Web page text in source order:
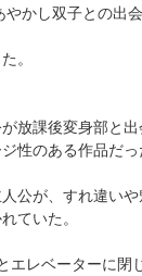
かし双子との出
。
放課後変身部と
性のある作品だっ
公が、すれ違い
ていた。
エレベーターに閉